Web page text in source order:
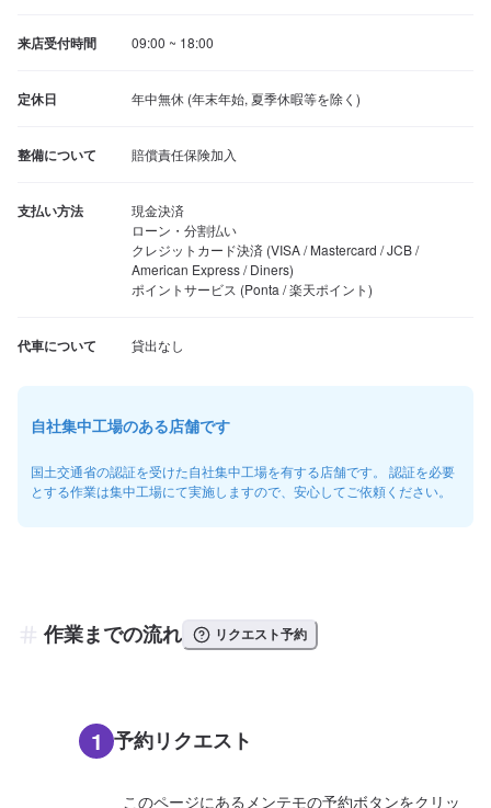
来店受付時間 09:00 ~ 18:00
定休日 年中無休 (年末年始, 夏季休暇等を除く)
整備について 賠償責任保険加入
支払い方法
現金決済
ローン・分割払い
クレジットカード決済 (VISA / Mastercard / JCB /
American Express / Diners)
ポイントサービス (Ponta / 楽天ポイント)
代車について 貸出なし
自社集中工場のある店舗です
国土交通省の認証を受けた自社集中工場を有する店舗です。 認証を必要
とする作業は集中工場にて実施しますので、安心してご依頼ください。
作業までの流れ リクエスト予約
1 予約リクエスト
このページにあるメンテモの予約ボタンをクリッ